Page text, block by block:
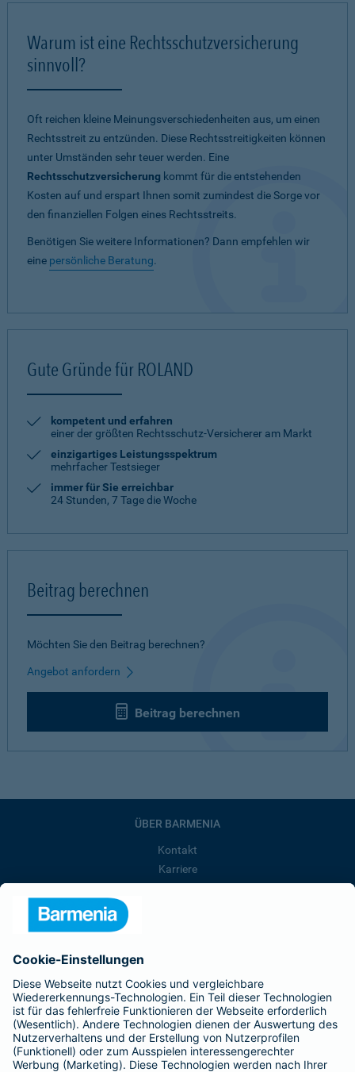
Warum ist eine Rechtsschutzversicherung
sinnvoll?
Oft reichen kleine Meinungsverschiedenheiten aus, um einen
Rechtsstreit zu entzünden. Diese Rechtsstreitigkeiten können
unter Umständen sehr teuer werden. Eine
Rechtsschutzversicherung kommt für die entstehenden
Kosten auf und erspart Ihnen somit zumindest die Sorge vor
den finanziellen Folgen eines Rechtsstreits.
Benötigen Sie weitere Informationen? Dann empfehlen wir
eine persönliche Beratung.
Gute Gründe für ROLAND
kompetent und erfahren
einer der größten Rechtsschutz-Versicherer am Markt
einzigartiges Leistungsspektrum
mehrfacher Testsieger
immer für Sie erreichbar
24 Stunden, 7 Tage die Woche
Beitrag berechnen
Möchten Sie den Beitrag berechnen?
Angebot anfordern
Beitrag berechnen
ÜBER BARMENIA
Kontakt
Karriere
Barmenia ist Teil der BarmeniaGothaer
BELIEBTE SEITEN
Kranken-Zusatzversicherung
Tierversicherungen
Haftpflichtversicherung